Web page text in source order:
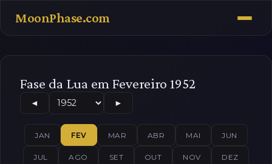
MoonPhase.com
Fase da Lua em Fevereiro 1952
◄ ►
JAN FEV MAR ABR MAI JUN
JUL AGO SET OUT NOV DEZ